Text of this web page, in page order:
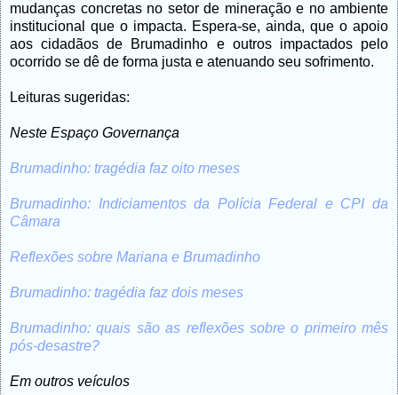
mudanças concretas no setor de mineração e no ambiente
institucional que o impacta. Espera-se, ainda, que o apoio
aos cidadãos de Brumadinho e outros impactados pelo
ocorrido se dê de forma justa e atenuando seu sofrimento.
Leituras sugeridas:
Neste Espaço Governança
Brumadinho: tragédia faz oito meses
Brumadinho: Indiciamentos da Polícia Federal e CPI da
Câmara
Reflexões sobre Mariana e Brumadinho
Brumadinho: tragédia faz dois meses
Brumadinho: quais são as reflexões sobre o primeiro mês
pós-desastre?
Em outros veículos